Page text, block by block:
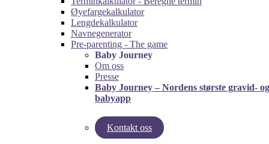
Øyefargekalkulator
Lengdekalkulator
Navnegenerator
Pre-parenting - The game
Baby Journey
Om oss
Presse
Baby Journey – Nordens største gravid- og
babyapp
Kontakt oss
left